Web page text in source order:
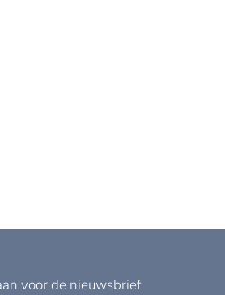
voor de nieuwsbrief